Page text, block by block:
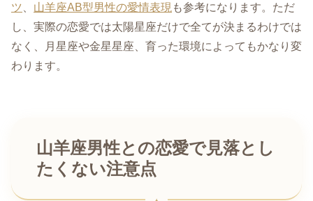
ツ
山羊座AB型男性の愛情表現 も参考になります。ただ
し、実際の恋愛では太陽星座だけで全てが決まるわけでは
なく、月星座や金星星座、育った環境によってもかなり変
わります。
山羊座男性との恋愛で見落とし
たくない注意点